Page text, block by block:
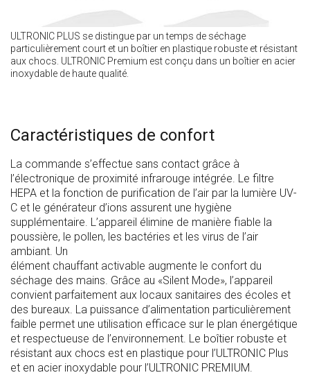
ULTRONIC PLUS se distingue par un temps de séchage
particulièrement court et un boîtier en plastique robuste et résistant
aux chocs. ULTRONIC Premium est conçu dans un boîtier en acier
inoxydable de haute qualité.
Caractéristiques de confort
La commande s’effectue sans contact grâce à
l’électronique de proximité infrarouge intégrée. Le filtre
HEPA et la fonction de purification de l’air par la lumière UV-
C et le générateur d’ions assurent une hygiène
supplémentaire. L’appareil élimine de manière fiable la
poussière, le pollen, les bactéries et les virus de l’air
ambiant. Un
élément chauffant activable augmente le confort du
séchage des mains. Grâce au «Silent Mode», l’appareil
convient parfaitement aux locaux sanitaires des écoles et
des bureaux. La puissance d’alimentation particulièrement
faible permet une utilisation efficace sur le plan énergétique
et respectueuse de l’environnement. Le boîtier robuste et
résistant aux chocs est en plastique pour l’ULTRONIC Plus
et en acier inoxydable pour l’ULTRONIC PREMIUM.